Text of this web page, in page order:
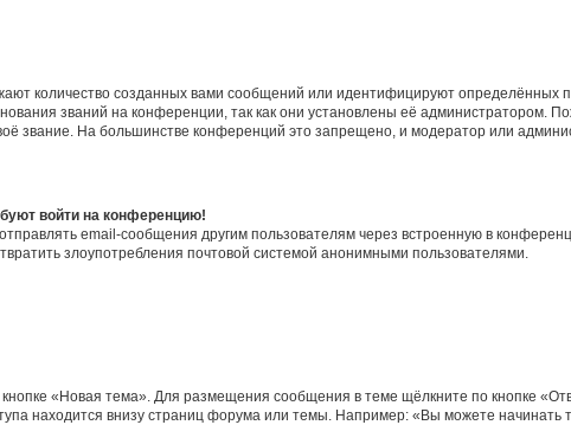
количество созданных вами сообщений или идентифицируют определённых
званий на конференции, так как они установлены её администратором.
звание. На большинстве конференций это запрещено, и модератор или
войти на конференцию!
email-сообщения другим пользователям через встроенную в
злоупотребления почтовой системой анонимными пользователями.
«Новая тема». Для размещения сообщения в теме щёлкните по кнопке
находится внизу страниц форума или темы. Например: «Вы можете начинать